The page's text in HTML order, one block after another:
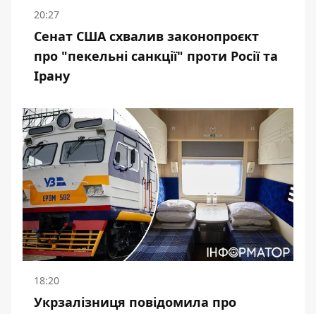
20:27
Сенат США схвалив законопроєкт
про "пекельні санкції" проти Росії та
Ірану
18:20
Укрзалізниця повідомила про